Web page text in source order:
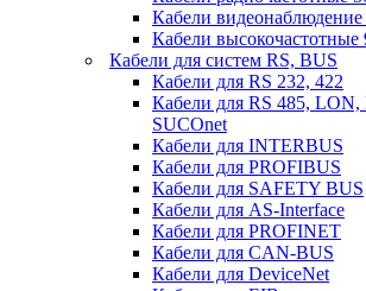
Кабели
Кабели
Кабели для систем RS, BUS
Кабели для RS 232, 422
Кабели для RS 485,
SUCOnet
Кабели для INTERBUS
Кабели для PROFIBUS
Кабели для SAFETY BUS
Кабели для AS-Interface
Кабели для PROFINET
Кабели для CAN-BUS
Кабели для DeviceNet